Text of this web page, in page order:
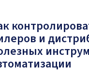
и